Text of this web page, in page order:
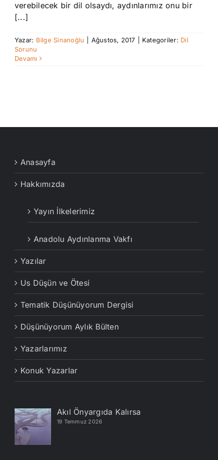
verebilecek bir dil olsaydı, aydınlarımız onu bir
[...]
Yazar: Bilge Sinanoğlu Ağustos, 2017 Kategoriler: Dil
Sorunu
Devamı
Anasayfa
Hakkımızda
Yayın İlkelerimiz
Anadolu Aydınlanma Vakfı
Yazılar
Us Düşün ve Ötesi
Tematik Düşünüyorum Dergisi
Düşünüyorum Aylık Bülten
Yazarlarımız
Konuk Yazarlar
Akıl Önyargıda Kalırsa
19 Temmuz 2026